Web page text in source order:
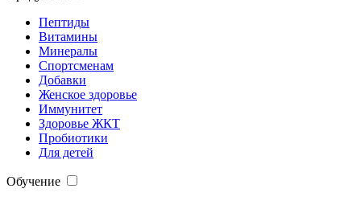
Пептиды
Витамины
Минералы
Спортсменам
Добавки
Женское здоровье
Иммунитет
Здоровье ЖКТ
Пробиотики
Для детей
Обучение